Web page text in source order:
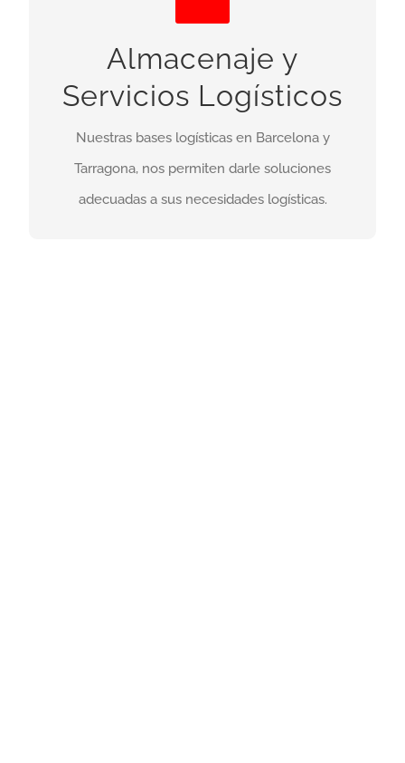
Almacenaje y
Servicios Logísticos
Nuestras bases logísticas en Barcelona y
Tarragona, nos permiten darle soluciones
adecuadas a sus necesidades logísticas.
Nuestra ubicación e instalaciones, nos permiten
ofrecer todo tipo de soluciones logísticas
adecuadas a las necesidades de cada cliente.
, punto avanzado de entregas, etc.
Más info